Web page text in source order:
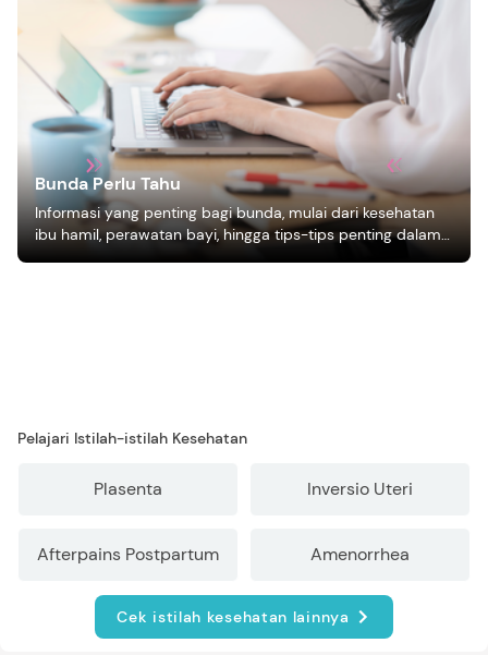
Bunda Perlu Tahu
Informasi yang penting bagi bunda, mulai dari kesehatan
ibu hamil, perawatan bayi, hingga tips-tips penting dalam
mengasuh anak
Pelajari Istilah-istilah Kesehatan
Plasenta Inversio Uteri
Afterpains Postpartum Amenorrhea
Cek istilah kesehatan lainnya